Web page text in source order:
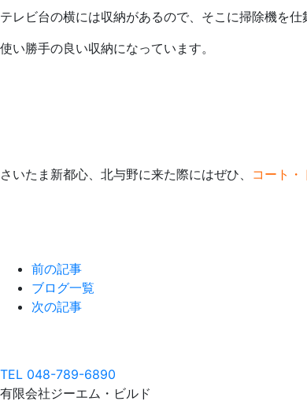
テレビ台の横には収納があるので、そこに掃除機を
使い勝手の良い収納になっています。
さいたま新都心、北与野に来た際にはぜひ、 コート・
前の記事
ブログ一覧
次の記事
TEL 048-789-6890
有限会社ジーエム・ビルド